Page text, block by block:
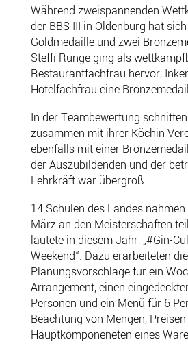
Während zweispannenden
der BBS III in Oldenburg hat
Goldmedaille und zwei
Steffi Runge ging als
Restaurantfachfrau hervor;
Hotelfachfrau eine
In der Teambewertung
zusammen mit ihrer Köchin
ebenfalls mit einer
der Auszubildenden und der
Lehrkräft war übergroß.
14 Schulen des Landes
März an den Meisterschaften
lautete in diesem Jahr: „#Gin-
Weekend“. Dazu erarbeiteten
Planungsvorschläge für ein
Arrangement, einen
Personen und ein Menü für 6
Beachtung von Mengen,
Hauptkomponeneten eines